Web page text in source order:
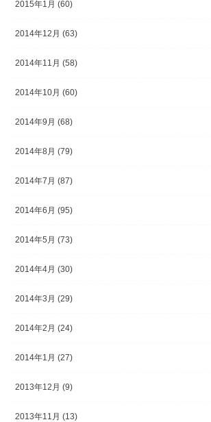
2015年1月 (60)
2014年12月 (63)
2014年11月 (58)
2014年10月 (60)
2014年9月 (68)
2014年8月 (79)
2014年7月 (87)
2014年6月 (95)
2014年5月 (73)
2014年4月 (30)
2014年3月 (29)
2014年2月 (24)
2014年1月 (27)
2013年12月 (9)
2013年11月 (13)